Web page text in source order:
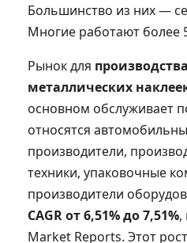
Большинство из них —
Многие работают более
Рынок для
металлических
основном обслуживает
относятся
производители,
техники, упаковочные
производители
CAGR от 6,51% до 7,51%,
Market Reports. Этот